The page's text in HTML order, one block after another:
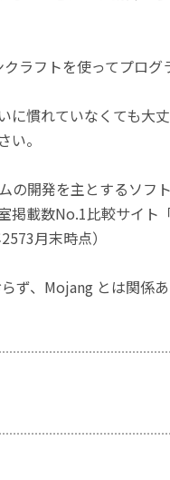
ラフトを使ってプロ
慣れていなくても大
。
開発を主とするソフ
掲載数No.1比較サイト
月末時点）
ず、Mojang とは関係